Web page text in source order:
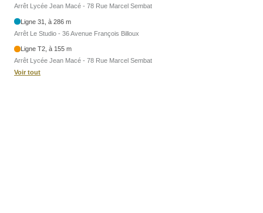
Arrêt Lycée Jean Macé - 78 Rue Marcel Sembat
Ligne 31, à 286 m
Arrêt Le Studio - 36 Avenue François Billoux
Ligne T2, à 155 m
Arrêt Lycée Jean Macé - 78 Rue Marcel Sembat
Voir tout